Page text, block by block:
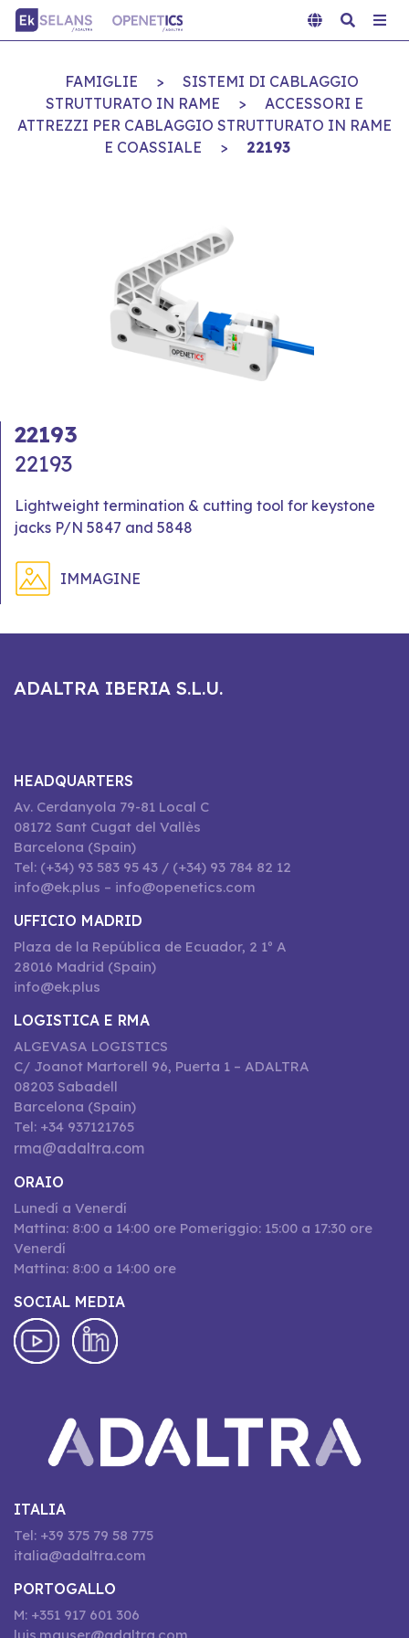
FAMIGLIE >
SISTEMI DI CABLAGGIO
STRUTTURATO IN RAME
>
ACCESSORI E
ATTREZZI PER CABLAGGIO STRUTTURATO IN RAME
E COASSIALE
> 22193
22193
22193
Lightweight termination & cutting tool for keystone
jacks P/N 5847 and 5848
IMMAGINE
ADALTRA IBERIA S.L.U.
HEADQUARTERS
Av. Cerdanyola 79-81 Local C
08172 Sant Cugat del Vallès
Barcelona (Spain)
Tel: (+34) 93 583 95 43 / (+34) 93 784 82 12
info@ek.plus – info@openetics.com
UFFICIO MADRID
Plaza de la República de Ecuador, 2 1º A
28016 Madrid (Spain)
info@ek.plus
LOGISTICA E RMA
ALGEVASA LOGISTICS
C/ Joanot Martorell 96, Puerta 1 – ADALTRA
08203 Sabadell
Barcelona (Spain)
Tel: +34 937121765
rma@adaltra.com
ORAIO
Lunedí a Venerdí
Mattina: 8:00 a 14:00 ore Pomeriggio: 15:00 a 17:30 ore
Venerdí
Mattina: 8:00 a 14:00 ore
SOCIAL MEDIA
ITALIA
Tel: +39 375 79 58 775
italia@adaltra.com
PORTOGALLO
M: +351 917 601 306